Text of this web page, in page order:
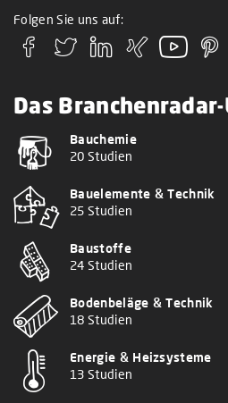
Folgen Sie uns auf:
Das
Bauchemie
20 Studien
Bauelemente & Technik
25 Studien
Baustoffe
24 Studien
Bodenbeläge & Technik
18 Studien
Energie & Heizsysteme
13 Studien